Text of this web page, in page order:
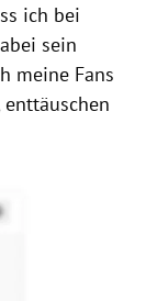
ich bei
sein
meine Fans